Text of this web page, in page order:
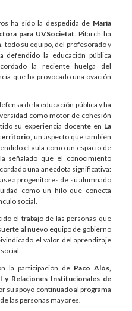
ha sido la despedida de María
para UVSocietat . Pitarch ha
todo su equipo, del profesorado y
defendido la educación pública
la reciente huelga del
que ha provocado una ovación
de la educación pública y ha
como motor de cohesión
su experiencia docente en La
, un aspecto que también
el aula como un espacio de
señalado que el conocimiento
una anécdota significativa:
a progenitores de su alumnado
como un hilo que conecta
social.
el trabajo de las personas que
al nuevo equipo de gobierno
el valor del aprendizaje
la participación de Paco Alós,
y Relaciones Institucionales de
su apoyo continuado al programa
las personas mayores.